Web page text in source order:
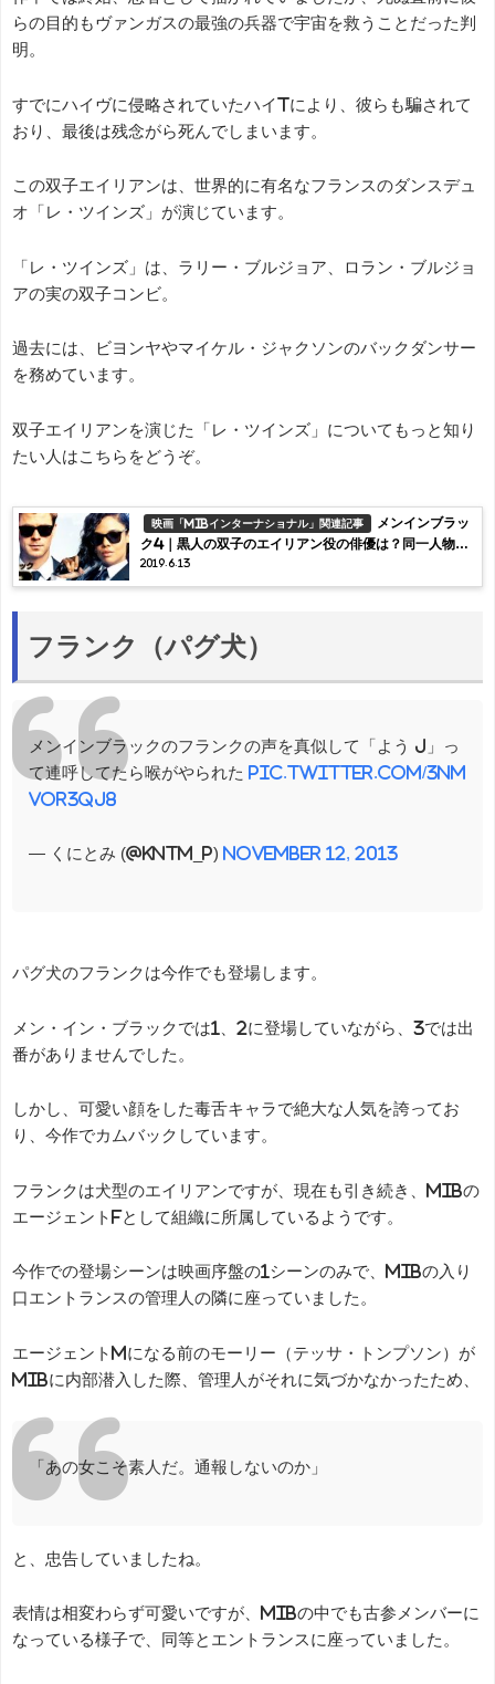
らの目的もヴァンガスの最強の兵器で宇宙を救うことだった判
明。
すでにハイヴに侵略されていたハイTにより、彼らも騙されて
おり、最後は残念がら死んでしまいます。
この双子エイリアンは、世界的に有名なフランスのダンスデュ
オ「レ・ツインズ」が演じています。
「レ・ツインズ」は、ラリー・ブルジョア、ロラン・ブルジョ
アの実の双子コンビ。
過去には、ビヨンヤやマイケル・ジャクソンのバックダンサー
を務めています。
双子エイリアンを演じた「レ・ツインズ」についてもっと知り
たい人はこちらをどうぞ。
映画「MIBインターナショナル」関連記事
メンインブラッ
ク4｜黒人の双子のエイリアン役の俳優は？同一人物説
やダンスについても
2019.6.13
フランク（パグ犬）
メンインブラックのフランクの声を真似して「よう J」っ
て連呼してたら喉がやられた pic.twitter.com/3nM
voR3qJ8
— くにとみ (@kntm_p) November 12, 2013
パグ犬のフランクは今作でも登場します。
メン・イン・ブラックでは1、2に登場していながら、3では出
番がありませんでした。
しかし、可愛い顔をした毒舌キャラで絶大な人気を誇ってお
り、今作でカムバックしています。
フランクは犬型のエイリアンですが、現在も引き続き、MIBの
エージェントFとして組織に所属しているようです。
今作での登場シーンは映画序盤の1シーンのみで、MIBの入り
口エントランスの管理人の隣に座っていました。
エージェントMになる前のモーリー（テッサ・トンプソン）が
MIBに内部潜入した際、管理人がそれに気づかなかったため、
「あの女こそ素人だ。通報しないのか」
と、忠告していましたね。
表情は相変わらず可愛いですが、MIBの中でも古参メンバーに
なっている様子で、同等とエントランスに座っていました。